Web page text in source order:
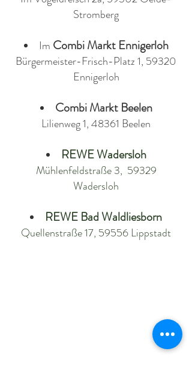
Stromberg
Im Combi MarktEnnigerloh
Bürgermeister-Frisch-Platz 1, 59320
Ennigerloh
Combi Markt Beelen
Lilienweg 1, 48361 Beelen
REWE Wadersloh
Mühlenfeldstraße 3, 59329
Wadersloh
REWE Bad Waldliesborn
Quellenstraße 17, 59556 Lippstadt